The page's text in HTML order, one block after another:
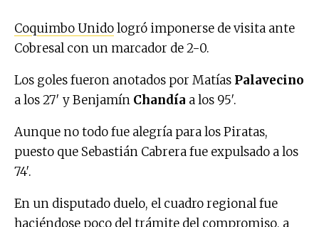
Coquimbo Unidologró imponerse de visita ante
Cobresal con un marcador de 2-0.
Los goles fueron anotados por Matías Palavecino
a los 27′ y Benjamín Chandía a los 95′.
Aunque no todo fue alegría para los Piratas,
puesto que Sebastián Cabrera fue expulsado a los
74′.
En un disputado duelo, el cuadro regional fue
haciéndose poco del trámite del compromiso, a